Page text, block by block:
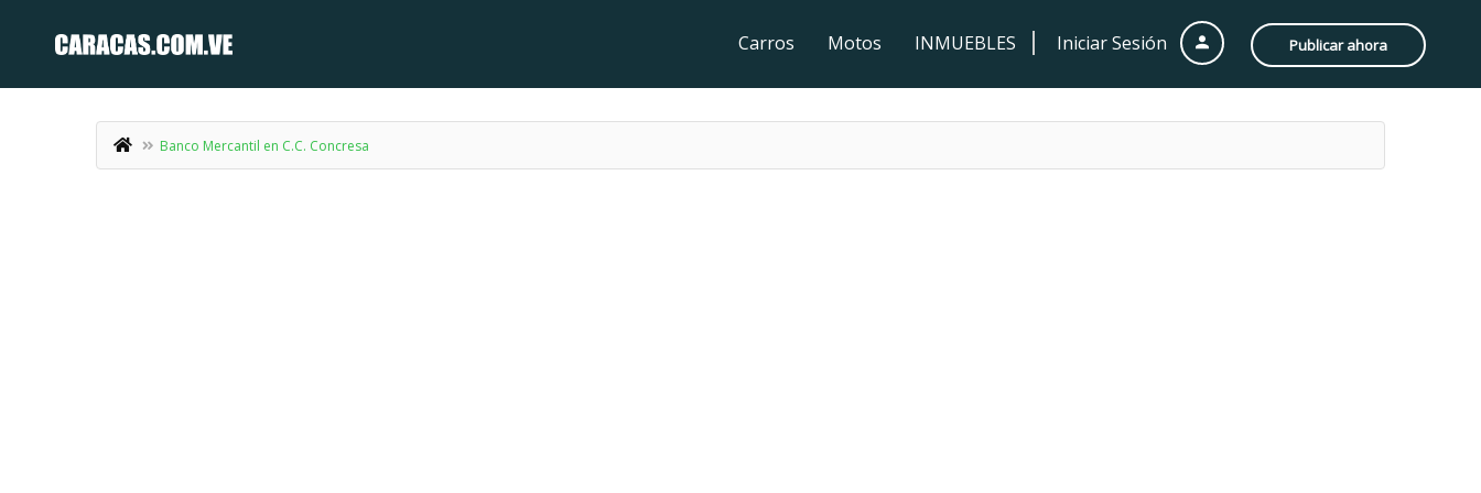
Iniciar Sesión Publicar ahora
Carros Motos INMUEBLES
Banco Mercantil en C.C. Concresa